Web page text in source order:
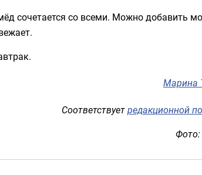
сочетается со всеми. Можно добавить
Марина
Соответствуетредакционной
Фото: